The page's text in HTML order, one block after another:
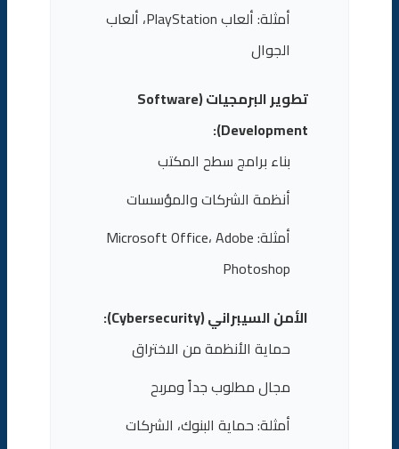
أمثلة: ألعاب PlayStation، ألعاب
الجوال
تطوير البرمجيات (Software
Development):
بناء برامج سطح المكتب
أنظمة الشركات والمؤسسات
أمثلة: Microsoft Office، Adobe
Photoshop
الأمن السيبراني (Cybersecurity):
حماية الأنظمة من الاختراق
مجال مطلوب جداً ومربح
أمثلة: حماية البنوك، الشركات